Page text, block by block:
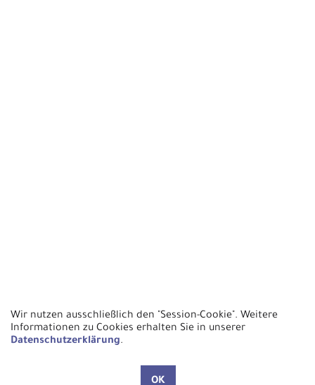
Wir nutzen ausschließlich den "Session-Cookie". Weitere
Informationen zu Cookies erhalten Sie in unserer
Datenschutzerklärung.
OK